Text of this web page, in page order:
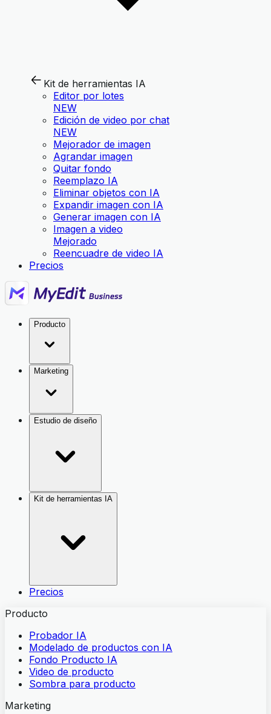
Kit de herramientas IA
Editor por lotes
NEW
Edición de video por chat
NEW
Mejorador de imagen
Agrandar imagen
Quitar fondo
Reemplazo IA
Eliminar objetos con IA
Expandir imagen con IA
Generar imagen con IA
Imagen a video
Mejorado
Reencuadre de video IA
Precios
Producto
Marketing
Estudio de diseño
Kit de herramientas IA
Precios
Producto
Probador IA
Modelado de productos con IA
Fondo Producto IA
Video de producto
Sombra para producto
Marketing